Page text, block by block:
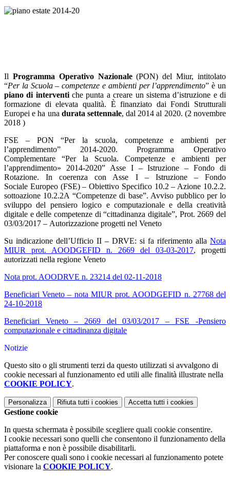
Il Programma Operativo Nazionale(PON) del Miur, intitolato
“Per la Scuola – competenze e ambienti per l’apprendimento” è un
piano di interventiche punta a creare un sistema d’istruzione e di
formazione di elevata qualità. È finanziato dai Fondi Strutturali
Europei e ha una durata settennale, dal 2014 al 2020. (2 novembre
2018 )
FSE – PON “Per la scuola, competenze e ambienti per
l’apprendimento” 2014-2020. Programma Operativo
Complementare “Per la Scuola. Competenze e ambienti per
l’apprendimento» 2014-2020” Asse I – Istruzione – Fondo di
Rotazione. In coerenza con Asse I – Istruzione – Fondo
Sociale Europeo (FSE) – Obiettivo Specifico 10.2 – Azione 10.2.2.
sottoazione 10.2.2A “Competenze di base”. Avviso pubblico per lo
sviluppo del pensiero logico e computazionale e della creatività
digitale e delle competenze di “cittadinanza digitale”, Prot. 2669 del
03/03/2017 – Autorizzazione progetti nel Veneto
Su indicazione dell’Ufficio II – DRVE: si fa riferimento alla Nota
MIUR prot. AOODGEFID n. 2669 del 03-03-2017, progetti
autorizzati nella regione Veneto
Nota prot. AOODRVE n. 23214 del 02-11-2018
Beneficiari Veneto – nota MIUR prot. AOODGEFID n. 27768 del
24-10-2018
Beneficiari Veneto – 2669 del 03/03/2017 – FSE -Pensiero
computazionale e cittadinanza digitale
Notizie
Questo sito o gli strumenti terzi da questo utilizzati si avvalgono di
cookie necessari al funzionamento ed utili alle finalità illustrate nella
COOKIE POLICY.
Personalizza Rifiuta tutti i cookies Accetta tutti i cookies
Gestione cookie
In questa schermata è possibile scegliere quali cookie consentire.
I cookie necessari sono quelli che consentono il funzionamento della
piattaforma e non è possibile disabilitarli.
Per conoscere quali sono i cookie necessari al funzionamento potete
visionare la COOKIE POLICY.